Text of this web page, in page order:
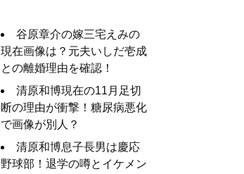
谷原章介の嫁三宅えみの
現在画像は？元夫いしだ壱成
との離婚理由を確認！
清原和博現在の11月足切
断の理由が衝撃！糖尿病悪化
で画像が別人？
清原和博息子長男は慶応
野球部！退学の噂とイケメン